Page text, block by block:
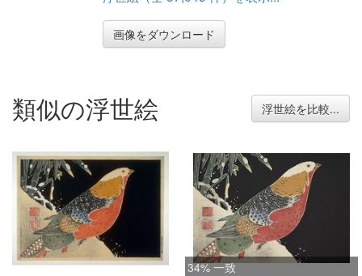
画像をダウンロード
類似の浮世絵 浮世絵を比較...
34% 一致